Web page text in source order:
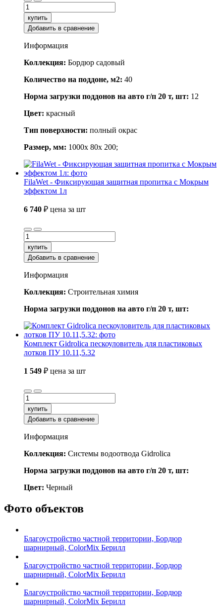
купить
Добавить в сравнение
Информация
Коллекция: Бордюр садовый
Количество на поддоне, м2: 40
Норма загрузки поддонов на авто г/п 20 т, шт: 12
Цвет: красный
Тип поверхности: полный окрас
Размер, мм: 1000x 80x 200;
FilaWet - Фиксирующая защитная пропитка с Мокрым
эффектом 1л
6 740 ₽ цена за шт
купить
Добавить в сравнение
Информация
Коллекция: Строительная химия
Норма загрузки поддонов на авто г/п 20 т, шт:
Комплект Gidrolica пескоуловитель для пластиковых
лотков ПУ 10.11,5.32
1 549 ₽ цена за шт
купить
Добавить в сравнение
Информация
Коллекция: Системы водоотвода Gidrolica
Норма загрузки поддонов на авто г/п 20 т, шт:
Цвет: Черный
Фото объектов
Благоустройство частной территории, Бордюр
шарнирный, ColorMix Берилл
Благоустройство частной территории, Бордюр
шарнирный, ColorMix Берилл
Благоустройство частной территории, Бордюр
шарнирный, ColorMix Берилл